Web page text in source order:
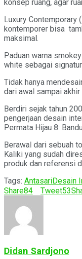
konsep ruang, agar
Luxury Contemporary
kontemporer bisa
maksimal.
Paduan warna
white sebagai
Tidak hanya
dari awal sampai
Berdiri sejak tahun
pengerjaan desain
Permata Hijau 8:
Berawal dari sebuah
Kaliki yang sudah
produk dan referensi
Tags: AntasariDesain
Share84 Tweet53
Didan Sardjono